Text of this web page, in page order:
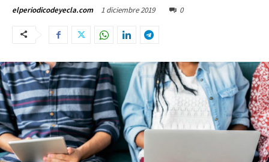
elperiodicodeyecla.com 1 diciembre 2019 0